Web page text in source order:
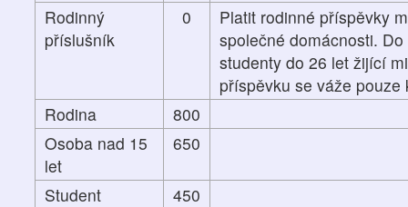
Rodinný
příslušník
0
Platit rodinné příspěvky
společné domácnosti.
studenty do 26 let žijící
příspěvku se váže
Rodina
800
Osoba nad 15
let
650
Student
450